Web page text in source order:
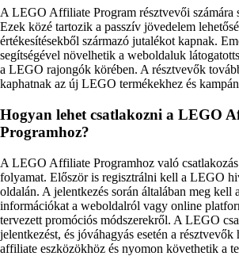
A LEGO Affiliate Program résztvevői számára
Ezek közé tartozik a passzív jövedelem
értékesítésekből származó jutalékot kapnak.
segítségével növelhetik a weboldaluk
a LEGO rajongók körében. A résztvevők
kaphatnak az új LEGO termékekhez és
Hogyan lehet csatlakozni a LEGO
Programhoz?
A LEGO Affiliate Programhoz való
folyamat. Először is regisztrálni kell a LEGO
oldalán. A jelentkezés során általában meg kell
információkat a weboldalról vagy online
tervezett promóciós módszerekről. A LEGO
jelentkezést, és jóváhagyás esetén a résztvevők
affiliate eszközökhöz és nyomon követhetik a